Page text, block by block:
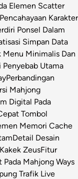
Elemen Scatter
Karakter
Ponsel Dalam
Simpan Data
Menu Minimalis Dan
Penyebab Utama
Perbandingan
Mahjong
Digital Pada
Tombol
Memori Cache
Detail Desain
ZeusFitur
Mahjong Ways
Trafik Live